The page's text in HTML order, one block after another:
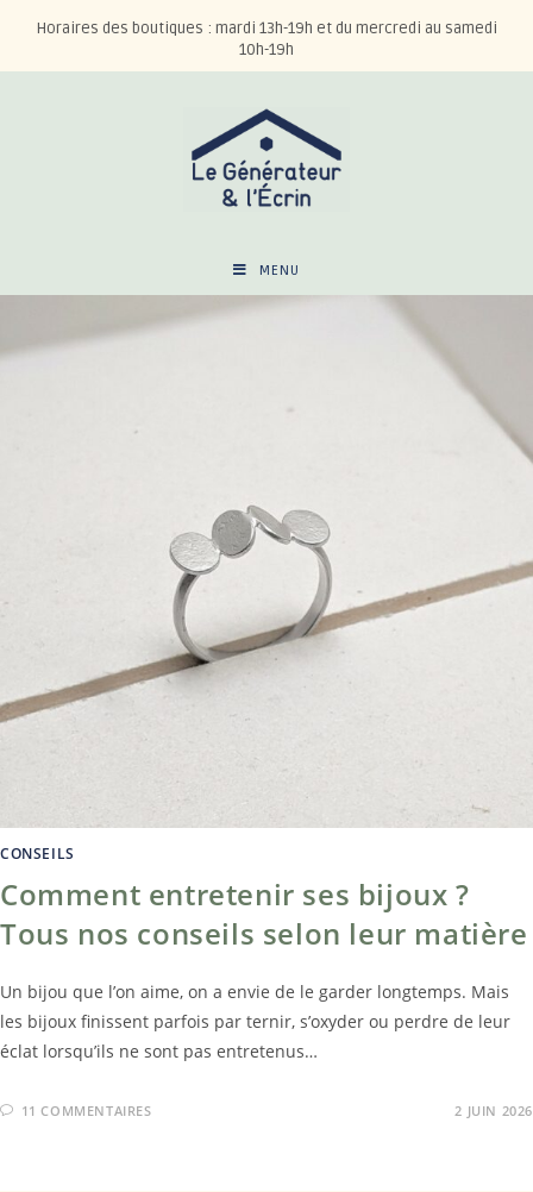
Horaires des boutiques : mardi 13h-19h et du mercredi au samedi
10h-19h
MENU
CONSEILS
Comment entretenir ses bijoux ?
Tous nos conseils selon leur matière
Un bijou que l’on aime, on a envie de le garder longtemps. Mais
les bijoux finissent parfois par ternir, s’oxyder ou perdre de leur
éclat lorsqu’ils ne sont pas entretenus…
11 COMMENTAIRES 2 JUIN 2026